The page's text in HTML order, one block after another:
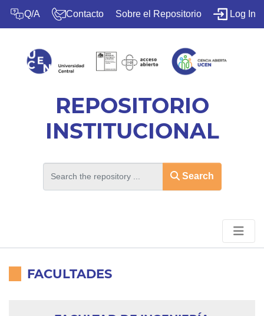
Q/A Contacto Sobre el Repositorio Log In
REPOSITORIO
INSTITUCIONAL
Search
FACULTADES